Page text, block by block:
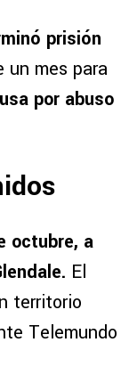
prisión
un mes para
por abuso
octubre, a
El
territorio
Telemundo